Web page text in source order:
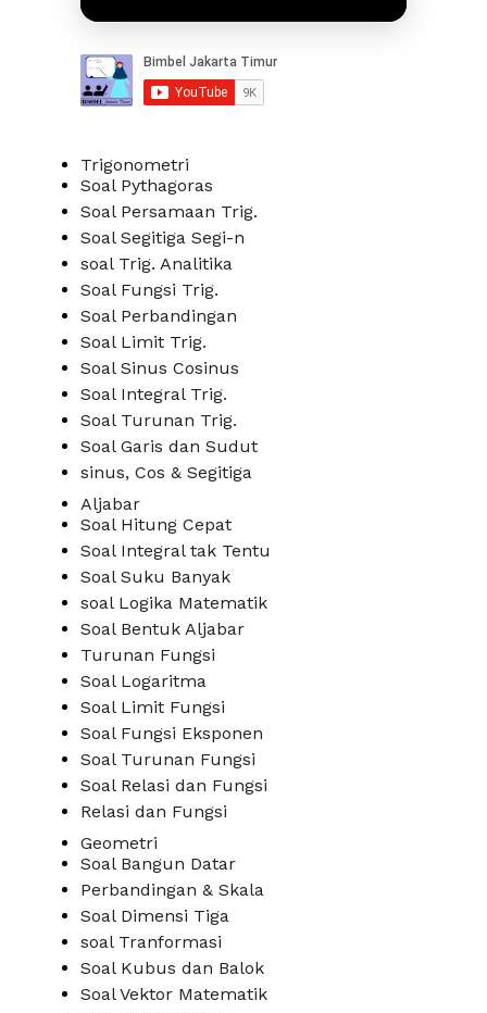
Trigonometri
Soal Pythagoras
Soal Persamaan Trig.
Soal Segitiga Segi-n
soal Trig. Analitika
Soal Fungsi Trig.
Soal Perbandingan
Soal Limit Trig.
Soal Sinus Cosinus
Soal Integral Trig.
Soal Turunan Trig.
Soal Garis dan Sudut
sinus, Cos & Segitiga
Aljabar
Soal Hitung Cepat
Soal Integral tak Tentu
Soal Suku Banyak
soal Logika Matematik
Soal Bentuk Aljabar
Turunan Fungsi
Soal Logaritma
Soal Limit Fungsi
Soal Fungsi Eksponen
Soal Turunan Fungsi
Soal Relasi dan Fungsi
Relasi dan Fungsi
Geometri
Soal Bangun Datar
Perbandingan & Skala
Soal Dimensi Tiga
soal Tranformasi
Soal Kubus dan Balok
Soal Vektor Matematik